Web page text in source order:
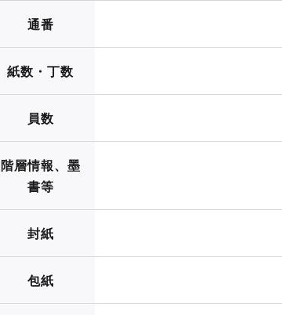
通番
紙数・丁数
員数
階層情報、墨
書等
封紙
包紙